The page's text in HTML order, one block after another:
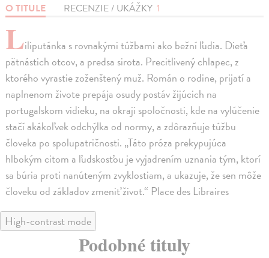
O TITULE RECENZIE / UKÁŽKY 1
Liliputánka s rovnakými túžbami ako bežní ľudia. Dieťa
pätnástich otcov, a predsa sirota. Precitlivený chlapec, z
ktorého vyrastie zoženštený muž. Román o rodine, prijatí a
naplnenom živote prepája osudy postáv žijúcich na
portugalskom vidieku, na okraji spoločnosti, kde na vylúčenie
stačí akákoľvek odchýlka od normy, a zdôrazňuje túžbu
človeka po spolupatričnosti. „Táto próza prekypujúca
hlbokým citom a ľudskosťou je vyjadrením uznania tým, ktorí
sa búria proti nanúteným zvyklostiam, a ukazuje, že sen môže
človeku od základov zmeniť život.“ Place des Libraires
High-contrast mode
Podobné tituly